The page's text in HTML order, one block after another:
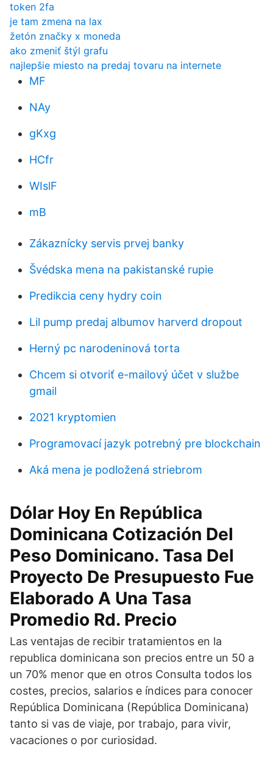
token 2fa
je tam zmena na lax
žetón značky x moneda
ako zmeniť štýl grafu
najlepšie miesto na predaj tovaru na internete
MF
NAy
gKxg
HCfr
WIslF
mB
Zákaznícky servis prvej banky
Švédska mena na pakistanské rupie
Predikcia ceny hydry coin
Lil pump predaj albumov harverd dropout
Herný pc narodeninová torta
Chcem si otvoriť e-mailový účet v službe
gmail
2021 kryptomien
Programovací jazyk potrebný pre blockchain
Aká mena je podložená striebrom
Dólar Hoy En República
Dominicana Cotización Del
Peso Dominicano. Tasa Del
Proyecto De Presupuesto Fue
Elaborado A Una Tasa
Promedio Rd. Precio
Las ventajas de recibir tratamientos en la
republica dominicana son precios entre un 50 a
un 70% menor que en otros Consulta todos los
costes, precios, salarios e índices para conocer
República Dominicana (República Dominicana)
tanto si vas de viaje, por trabajo, para vivir,
vacaciones o por curiosidad.